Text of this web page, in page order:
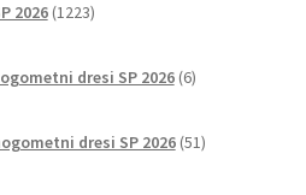
izberete
strani
2026 1223izdelkov
dresi SP 2026 6izdelkov
dresi SP 2026 51izdelkov